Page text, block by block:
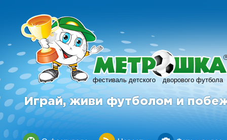
фестиваль детского дворового футбола
R
Играй, живи футболом и